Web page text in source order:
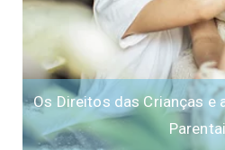
Os Direitos das Crianças e